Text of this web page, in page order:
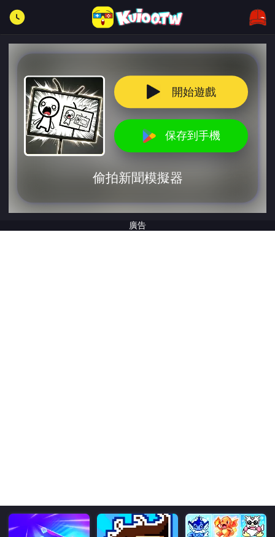
偷拍新聞模擬器
開始遊戲
保存到手機
廣告